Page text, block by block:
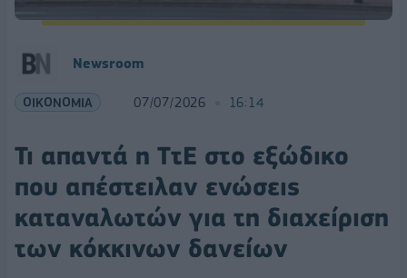
Newsroom
ΟΙΚΟΝΟΜΙΑ 07/07/2026 16:14
Τι απαντά η ΤτΕ στο εξώδικο
που απέστειλαν ενώσεις
καταναλωτών για τη διαχείριση
των κόκκινων δανείων